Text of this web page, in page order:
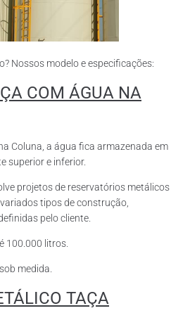
Nossos modelo e especificações:
COM ÁGUA NA
Coluna, a água fica armazenada em
superior e inferior.
projetos de reservatórios metálicos
tipos de construção,
pelo cliente.
100.000 litros.
medida.
TAÇA